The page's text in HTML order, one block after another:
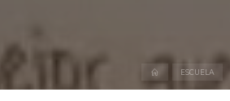
ESCUELA